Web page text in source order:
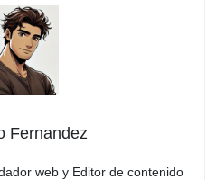
Fernandez
web y Editor de contenido